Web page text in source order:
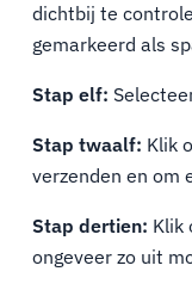
dichtbij te
gemarkeerd als
Stap elf:
Stap twaalf: Klik
verzenden en om
Stap dertien: Klik
ongeveer zo uit